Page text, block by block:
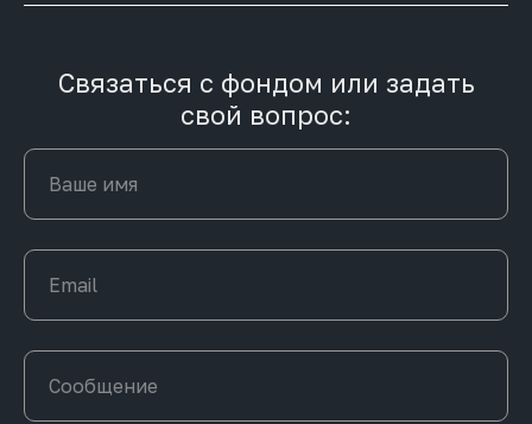
Связаться с фондом или задать
свой вопрос: